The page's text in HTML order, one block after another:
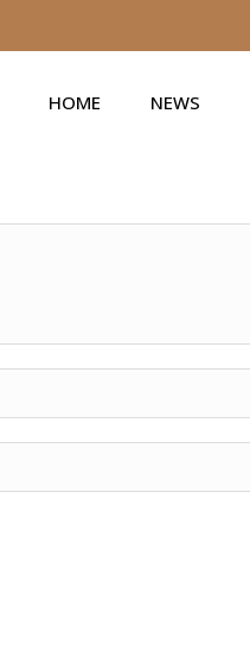
HOME NEWS